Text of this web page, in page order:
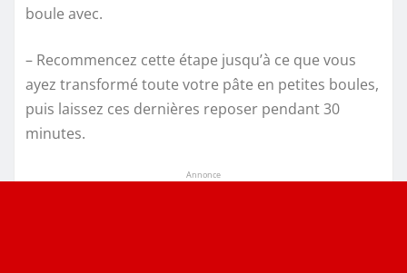
boule avec.
– Recommencez cette étape jusqu’à ce que vous
ayez transformé toute votre pâte en petites boules,
puis laissez ces dernières reposer pendant 30
minutes.
Annonce